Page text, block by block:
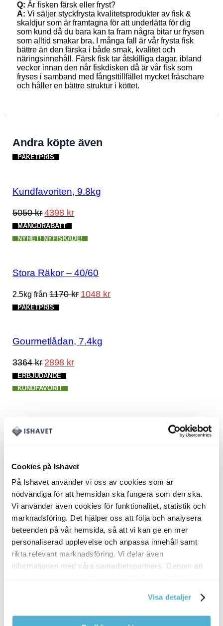
Cookies på Ishavet
På Ishavet använder vi oss av cookies som är
nödvändiga för att hemsidan ska fungera som den ska.
Vi använder även cookies för funktionalitet, statistik och
marknadsföring. Det hjälper oss att följa och analysera
beteenden på vår hemsida, så att vi kan ge en mer
personaliserad upplevelse och anpassa innehåll samt
rikta relevant marknadsföring. Vi delar även
informationen med våra samarbetspartners. Genom att
Visa detaljer
Q: Är fisken färsk eller fryst?
A: Vi säljer styckfrysta kvalitetsprodukter av fisk &
skaldjur som är framtagna för att underlätta för dig
som kund då du bara kan ta fram några bitar ur frysen
som alltid smakar bra. I många fall är vår frysta fisk
bättre än den färska i både smak, kvalitet och
näringsinnehåll. Färsk fisk tar åtskilliga dagar, ibland
veckor innan den når fiskdisken då är vår fisk som
fryses i samband med fångsttillfället mycket fräschare
och håller en bättre struktur i köttet.
Andra köpte även
PAKETPRIS
Kundfavoriten, 9.8kg
5050kr Det
priset
var:
4398 krDet
är:
MÄNGDRABATT
NYHET! NYFISKADE!
Stora Räkor – 40/60
2.5kg från1170kr 1048 kr
PAKETPRIS
Gourmetlådan, 7.4kg
3364kr Det
priset
var:
2898 krDet
ERBJUDANDE
KUNDFAVORIT
var:
1195 kr.
är:
1078 kr.
NYHET! ÅRETS FISKE!
Skreitorsk – Ryggfilé – 2kg
1390 kr
Det
ursprungliga
priset
var:
1248kr
nuvarande
priset
är:
1248 kr.
PAKETPRIS